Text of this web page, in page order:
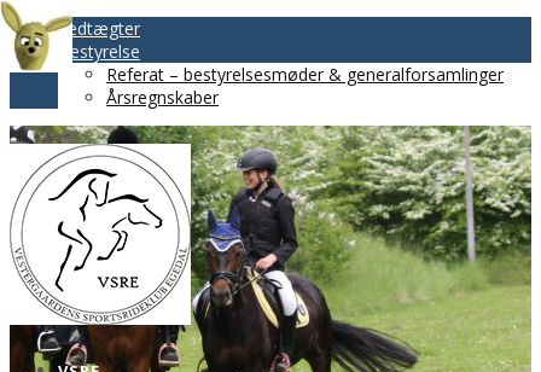
Vedtægter
Bestyrelse
Referat – bestyrelsesmøder & generalforsamlinger
Årsregnskaber